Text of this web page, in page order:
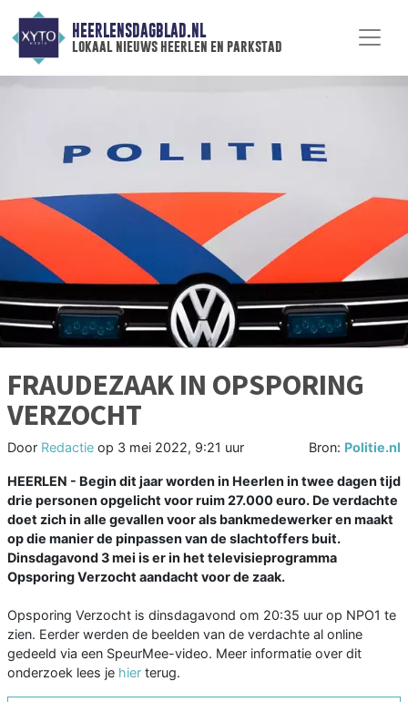
HEERLENSDAGBLAD.NL
lokaal nieuws heerlen en parkstad
FRAUDEZAAK IN OPSPORING
VERZOCHT
Door Redactie op 3 mei 2022, 9:21 uur Bron: Politie.nl
HEERLEN - Begin dit jaar worden in Heerlen in twee dagen tijd
drie personen opgelicht voor ruim 27.000 euro. De verdachte
doet zich in alle gevallen voor als bankmedewerker en maakt
op die manier de pinpassen van de slachtoffers buit.
Dinsdagavond 3 mei is er in het televisieprogramma
Opsporing Verzocht aandacht voor de zaak.
Opsporing Verzocht is dinsdagavond om 20:35 uur op NPO1 te
zien. Eerder werden de beelden van de verdachte al online
gedeeld via een SpeurMee-video. Meer informatie over dit
onderzoek lees je hier terug.